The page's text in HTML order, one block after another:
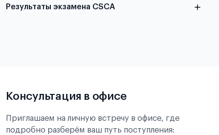
Результаты экзамена CSCA
Консультация в офисе
Приглашаем на личную встречу в офисе, где
подробно разберём ваш путь поступления: